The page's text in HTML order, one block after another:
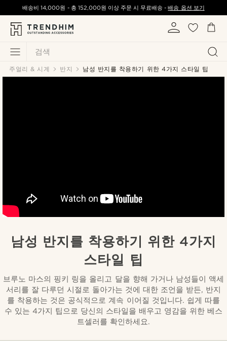
검색
배송비14,000원 - 총 152,000원 이상 주문 시 무료배송 -배송 옵션 보기
주얼리 & 시계 반지 남성 반지를 착용하기 위한 4가지 스타일 팁
남성 반지를 착용하기 위한 4가지
스타일 팁
브루노 마스의 핑키 링을 올리고 달을 향해 가거나 남성들이 액세
서리를 잘 다루던 시절로 돌아가는 것에 대한 조언을 받든, 반지
를 착용하는 것은 공식적으로 계속 이어질 것입니다. 쉽게 따를
수 있는 4가지 팁으로 당신의 스타일을 배우고 영감을 위한 베스
트셀러를 확인하세요.